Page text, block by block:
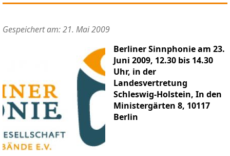
Gespeichert am: 21. Mai 2009
Berliner Sinnphonie am 23.
Juni 2009, 12.30 bis 14.30
Uhr, in der
Landesvertretung
Schleswig-Holstein, In den
Ministergärten 8, 10117
Berlin